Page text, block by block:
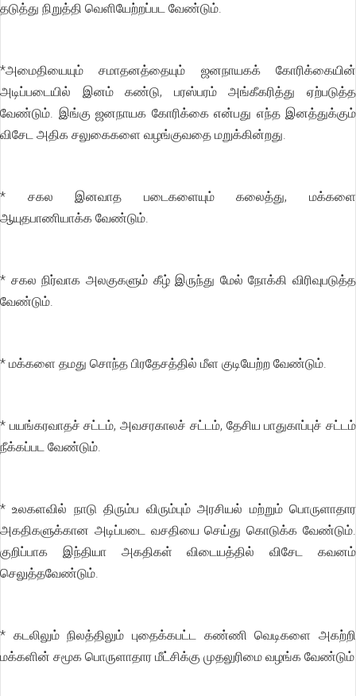
தடுத்து நிறுத்தி வெளியேற்றப்பட வேண்டும்.
*அமைதியையும் சமாதனத்தையும் ஜனநாயகக் கோரிக்கையின்
அடிப்படையில் இனம் கண்டு, பரஸ்பரம் அங்கீகரித்து ஏற்படுத்த
வேண்டும். இங்கு ஜனநாயக கோரிக்கை என்பது எந்த இனத்துக்கும்
விசேட அதிக சலுகைகளை வழங்குவதை மறுக்கின்றது.
* சகல இனவாத படைகளையும் கலைத்து, மக்களை
ஆயுதபாணியாக்க வேண்டும்.
* சகல நிர்வாக அலகுகளும் கீழ் இருந்து மேல் நோக்கி விரிவுபடுத்த
வேண்டும்.
* மக்களை தமது சொந்த பிரதேசத்தில் மீள குடியேற்ற வேண்டும்.
* பயங்கரவாதச் சட்டம், அவசரகாலச் சட்டம், தேசிய பாதுகாப்புச் சட்டம்
நீக்கப்பட வேண்டும்.
* உலகளவில் நாடு திரும்ப விரும்பும் அரசியல் மற்றும் பொருளாதார
அகதிகளுக்கான அடிப்படை வசதியை செய்து கொடுக்க வேண்டும்.
குறிப்பாக இந்தியா அகதிகள் விடையத்தில் விசேட கவனம்
செலுத்தவேண்டும்.
* கடலிலும் நிலத்திலும் புதைக்கபட்ட கண்ணி வெடிகளை அகற்றி
மக்களின் சமூக பொருளாதார மீட்சிக்கு முதலுரிமை வழங்க வேண்டும்